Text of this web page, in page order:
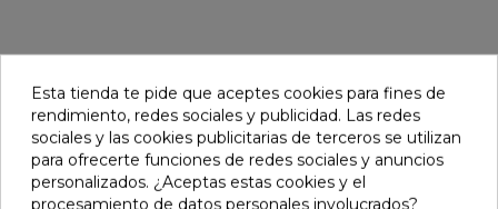
Pensamos que te puede interesar
favorite favorite favorite
Esta tienda te pide que aceptes cookies para fines de
rendimiento, redes sociales y publicidad. Las redes
sociales y las cookies publicitarias de terceros se utilizan
para ofrecerte funciones de redes sociales y anuncios
personalizados. ¿Aceptas estas cookies y el
procesamiento de datos personales involucrados?